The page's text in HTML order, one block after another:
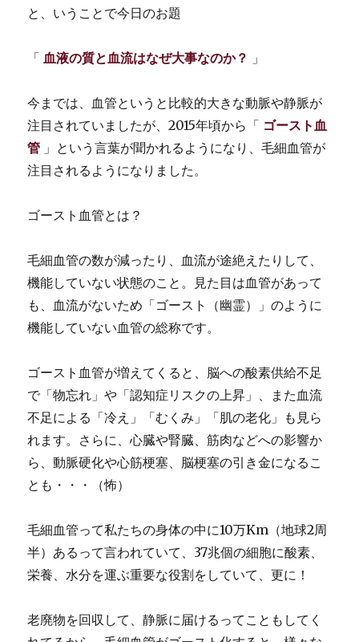
と、いうことで今日のお題
「 血液の質と血流はなぜ大事なのか？ 」
今までは、血管というと比較的大きな動脈や静脈が
注目されていましたが、2015年頃から「 ゴースト血
管 」という言葉が聞かれるようになり、毛細血管が
注目されるようになりました。
ゴースト血管とは？
毛細血管の数が減ったり、血流が途絶えたりして、
機能していない状態のこと。見た目は血管があって
も、血流がないため「ゴースト（幽霊）」のように
機能していない血管の総称です。
ゴースト血管が増えてくると、脳への酸素供給不足
で「物忘れ」や「認知症リスクの上昇」、また血流
不足による「冷え」「むくみ」「肌の老化」も見ら
れます。さらに、心臓や腎臓、筋肉などへの影響か
ら、動脈硬化や心筋梗塞、脳梗塞の引き金になるこ
とも・・・（怖）
毛細血管って私たちの身体の中に10万Km（地球2周
半）あるって言われていて、37兆個の細胞に酸素、
栄養、水分を運ぶ重要な役割をしていて、更に！
老廃物を回収して、静脈に届けるってこともしてく